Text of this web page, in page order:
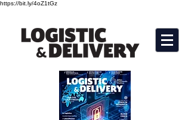
https://bit.ly/4oZ1tGz